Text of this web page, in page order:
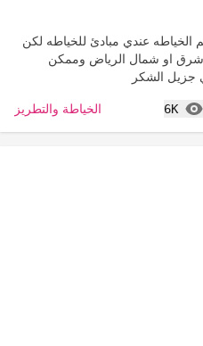
الخياطه عندي مبادئ للخياطه لكن
شرق او شمال الرياض وممكن
جزيل الشكر
6K
المشاهدات الخياطة والتطريز